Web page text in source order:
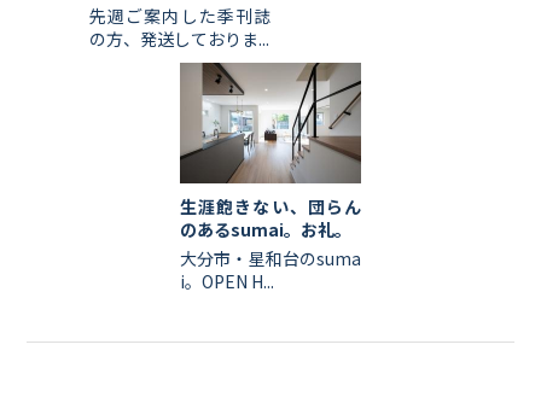
先週ご案内した季刊誌
の方、発送しておりま...
生涯飽きない、団らん
のあるsumai。お礼。
大分市・星和台のsuma
i。OPEN H...